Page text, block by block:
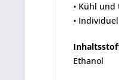
• Kühl
•
Ethanol